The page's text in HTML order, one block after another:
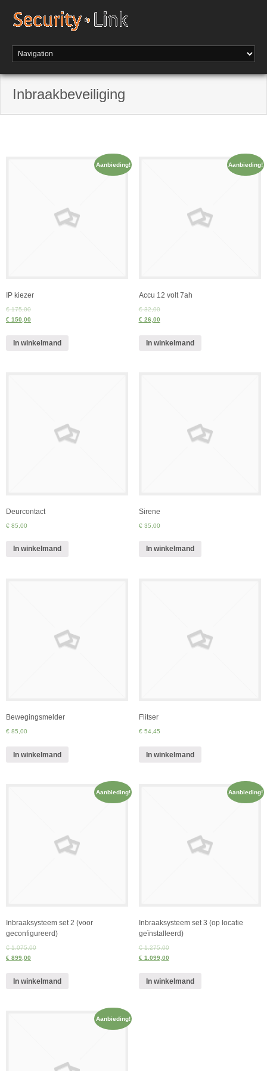
Inbraakbeveiliging
Aanbieding!
IP kiezer
€ 175,00
€ 150,00
In winkelmand
Aanbieding!
Accu 12 volt 7ah
€ 32,00
€ 26,00
In winkelmand
Deurcontact
€ 85,00
In winkelmand
Sirene
€ 35,00
In winkelmand
Bewegingsmelder
€ 85,00
In winkelmand
Flitser
€ 54,45
In winkelmand
Aanbieding!
Inbraaksysteem set 2 (voor
geconfigureerd)
€ 1.075,00
€ 899,00
In winkelmand
Aanbieding!
Inbraaksysteem set 3 (op locatie
geïnstalleerd)
€ 1.275,00
€ 1.099,00
In winkelmand
Aanbieding!